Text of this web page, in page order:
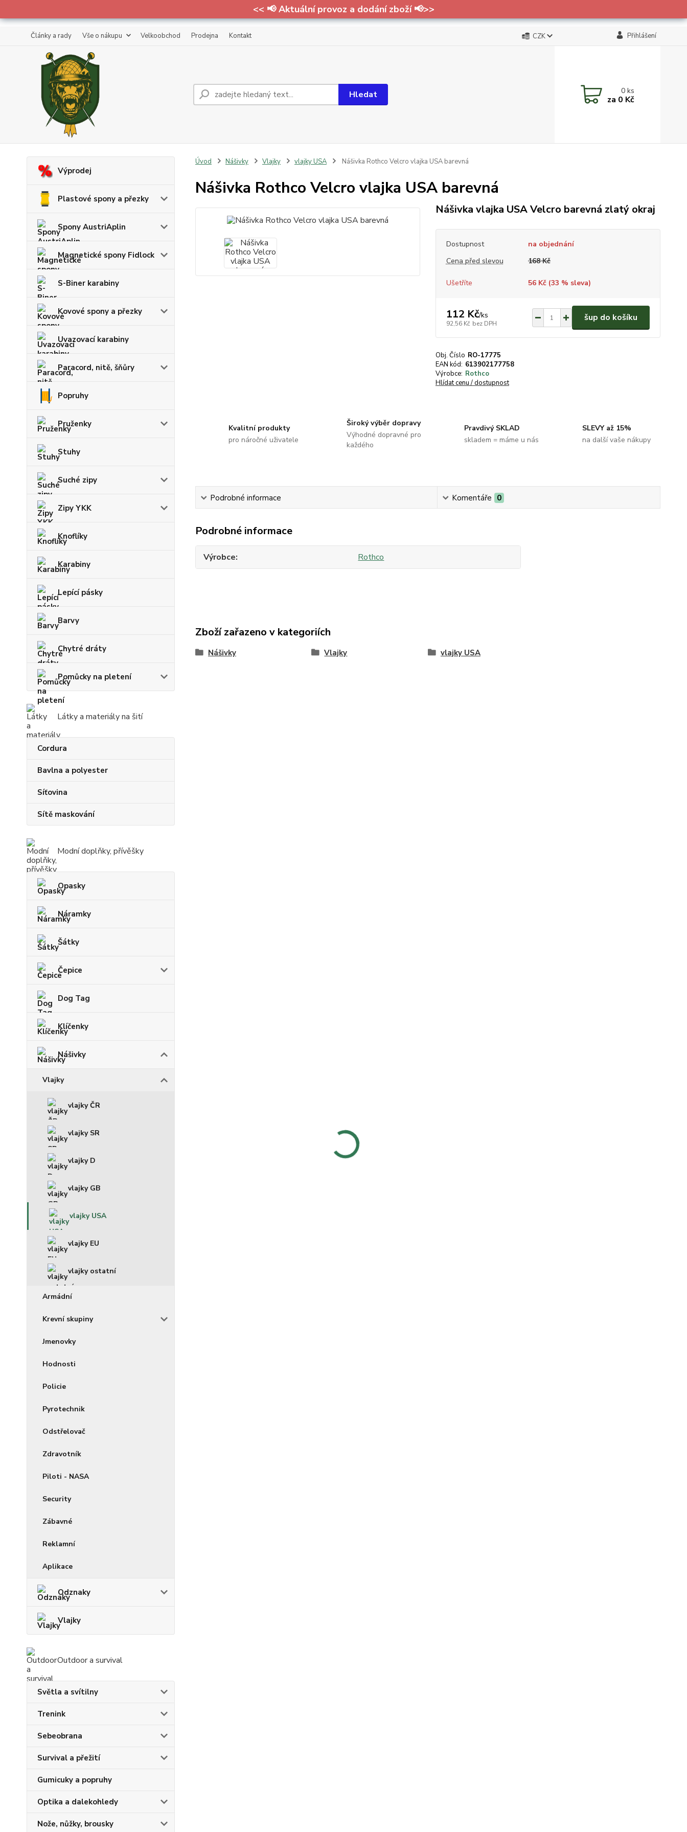
<< 📢 Aktuální provoz a dodání zboží 📢>>
Články a rady Vše o nákupu Velkoobchod Prodejna Kontakt CZK Přihlášení
Hledat 0ks
za 0 Kč
Výprodej
Plastové spony a přezky
Spony AustriAplin
Magnetické spony Fidlock
S-Biner karabiny
Kovové spony a přezky
Uvazovací karabiny
Paracord, nitě, šňůry
Popruhy
Pruženky
Stuhy
Suché zipy
Zipy YKK
Knoflíky
Karabiny
Lepící pásky
Barvy
Chytré dráty
Pomůcky na pletení
Látky a materiály na šití
Cordura
Bavlna a polyester
Síťovina
Sítě maskování
Modní doplňky, přívěšky
Opasky
Náramky
Šátky
Čepice
Dog Tag
Klíčenky
Nášivky
Vlajky
vlajky ČR
vlajky SR
vlajky D
vlajky GB
vlajky USA
vlajky EU
vlajky ostatní
Armádní
Krevní skupiny
Jmenovky
Hodnosti
Policie
Pyrotechnik
Odstřelovač
Zdravotník
Piloti - NASA
Security
Zábavné
Reklamní
Aplikace
Odznaky
Vlajky
Outdoor a survival
Světla a svítilny
Trenink
Sebeobrana
Survival a přežití
Gumicuky a popruhy
Optika a dalekohledy
Nože, nůžky, brousky
Úvod Nášivky Vlajky vlajky USA Nášivka Rothco Velcro vlajka USA barevná
Nášivka Rothco Velcro vlajka USA barevná
Nášivka vlajka USA Velcro barevná zlatý okraj
Dostupnost
na objednání
Cena před slevou
168 Kč
Ušetříte 56 Kč (33 % sleva)
112 Kč/ks
92,56 Kč bez DPH
šup do košíku
Obj. Číslo RO-17775
EAN kód: 613902177758
Výrobce: Rothco
Hlídat cenu / dostupnost
Kvalitní produkty
pro náročné uživatele
Široký výběr dopravy
Výhodné dopravné pro
každého
Pravdivý SKLAD
skladem = máme u nás
SLEVY až 15%
na další vaše nákupy
Podrobné informace Komentáře 0
Podrobné informace
Výrobce Rothco
Zboží zařazeno v kategoriích
Nášivky Vlajky vlajky USA